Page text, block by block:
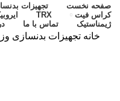
صفحه نخست تجهیزات
کراس فیت
TRX
ژیمناستیک
تماس با ما
خانه تجهیزات بدنسازی